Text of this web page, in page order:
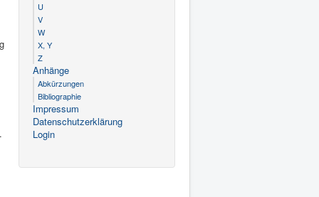
U
V
W
X, Y
Z
Anhänge
Abkürzungen
Bibliographie
Impressum
Datenschutzerklärung
Login